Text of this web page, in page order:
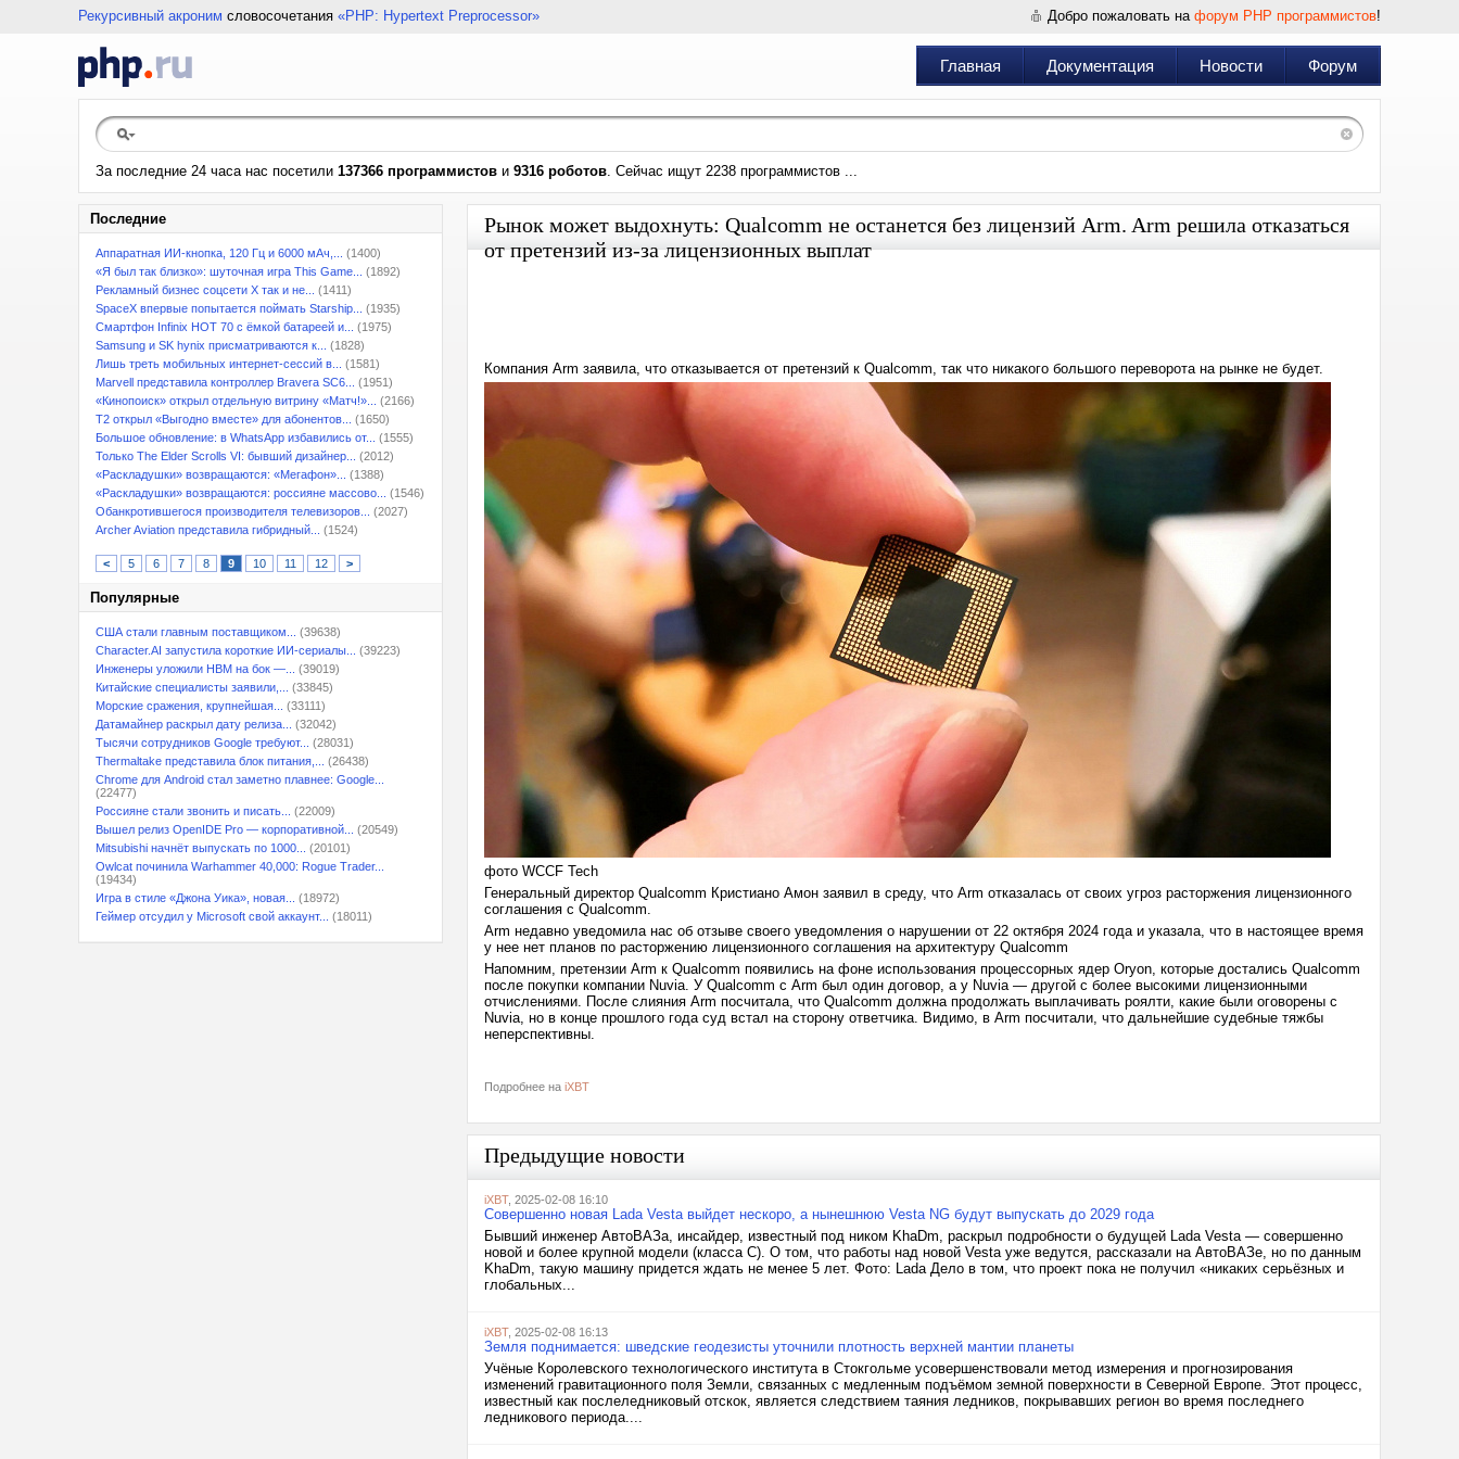
Рекурсивный акроним словосочетания «PHP: Hypertext Preprocessor» Добро пожаловать на форум PHP программистов!
Главная Документация Новости Форум
За последние 24 часа нас посетили 137366 программистов и 9316 роботов. Сейчас ищут 2238 программистов ...
Последние
Аппаратная ИИ-кнопка, 120 Гц и 6000 мАч,...
(1400)
«Я был так близко»: шуточная игра This Game...
(1892)
Рекламный бизнес соцсети X так и не...
(1411)
SpaceX впервые попытается поймать Starship...
(1935)
Смартфон Infinix HOT 70 с ёмкой батареей и...
(1975)
Samsung и SK hynix присматриваются к...
(1828)
Лишь треть мобильных интернет-сессий в...
(1581)
Marvell представила контроллер Bravera SC6...
(1951)
«Кинопоиск» открыл отдельную витрину «Матч!»...
(2166)
T2 открыл «Выгодно вместе» для абонентов...
(1650)
Большое обновление: в WhatsApp избавились от...
(1555)
Только The Elder Scrolls VI: бывший дизайнер...
(2012)
«Раскладушки» возвращаются: «Мегафон»...
(1388)
«Раскладушки» возвращаются: россияне массово...
(1546)
Обанкротившегося производителя телевизоров...
(2027)
Archer Aviation представила гибридный...
(1524)
< 5 6 7 8 9 10 11 12 >
Популярные
США стали главным поставщиком...
(39638)
Character.AI запустила короткие ИИ-сериалы...
(39223)
Инженеры уложили HBM на бок —...
(39019)
Китайские специалисты заявили,...
(33845)
Морские сражения, крупнейшая...
(33111)
Датамайнер раскрыл дату релиза...
(32042)
Тысячи сотрудников Google требуют...
(28031)
Thermaltake представила блок питания,...
(26438)
Chrome для Android стал заметно плавнее: Google...
(22477)
Россияне стали звонить и писать...
(22009)
Вышел релиз OpenIDE Pro — корпоративной...
(20549)
Mitsubishi начнёт выпускать по 1000...
(20101)
Owlcat починила Warhammer 40,000: Rogue Trader...
(19434)
Игра в стиле «Джона Уика», новая...
(18972)
Геймер отсудил у Microsoft свой аккаунт...
(18011)
Рынок может выдохнуть: Qualcomm не останется без лицензий Arm. Arm решила отказаться
от претензий из-за лицензионных выплат
Компания Arm заявила, что отказывается от претензий к Qualcomm, так что никакого большого переворота на рынке не будет.
фото WCCF Tech
Генеральный директор Qualcomm Кристиано Амон заявил в среду, что Arm отказалась от своих угроз расторжения лицензионного
соглашения с Qualcomm.
Arm недавно уведомила нас об отзыве своего уведомления о нарушении от 22 октября 2024 года и указала, что в настоящее время
у нее нет планов по расторжению лицензионного соглашения на архитектуру Qualcomm
Напомним, претензии Arm к Qualcomm появились на фоне использования процессорных ядер Oryon, которые достались Qualcomm
после покупки компании Nuvia. У Qualcomm с Arm был один договор, а у Nuvia — другой с более высокими лицензионными
отчислениями. После слияния Arm посчитала, что Qualcomm должна продолжать выплачивать роялти, какие были оговорены с
Nuvia, но в конце прошлого года суд встал на сторону ответчика. Видимо, в Arm посчитали, что дальнейшие судебные тяжбы
неперспективны.
Подробнее на iXBT
Предыдущие новости
iXBT, 2025-02-08 16:10
Совершенно новая Lada Vesta выйдет нескоро, а нынешнюю Vesta NG будут выпускать до 2029 года
Бывший инженер АвтоВАЗа, инсайдер, известный под ником KhaDm, раскрыл подробности о будущей Lada Vesta — совершенно
новой и более крупной модели (класса С). О том, что работы над новой Vesta уже ведутся, рассказали на АвтоВАЗе, но по данным
KhaDm, такую машину придется ждать не менее 5 лет. Фото: Lada Дело в том, что проект пока не получил «никаких серьёзных и
глобальных...
iXBT, 2025-02-08 16:13
Земля поднимается: шведские геодезисты уточнили плотность верхней мантии планеты
Учёные Королевского технологического института в Стокгольме усовершенствовали метод измерения и прогнозирования
изменений гравитационного поля Земли, связанных с медленным подъёмом земной поверхности в Северной Европе. Этот процесс,
известный как послеледниковый отскок, является следствием таяния ледников, покрывавших регион во время последнего
ледникового периода....